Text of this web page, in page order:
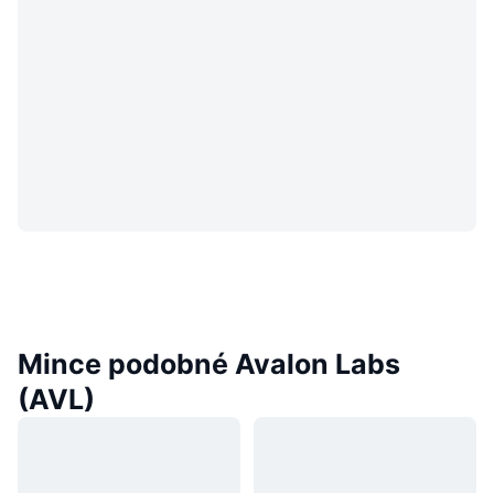
Mince podobné Avalon Labs
(AVL)